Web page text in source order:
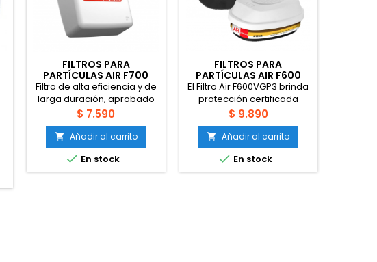
FILTROS PARA
PARTÍCULAS AIR F700
VGP3
Filtro de alta eficiencia y de
larga duración, aprobado
para la protección contra
partículas, compatible con
las líneas de respiradores
AIR S900, S950 y FFS990.
Precio
$ 7.590
 Añadir al carrito
 En stock
FILTROS PARA
PARTÍCULAS AIR F600
VGP3
El Filtro Air F600VGP3 brinda
protección certificada
contra vapores orgánicos,
dióxido de azufre, gases
ácidos y partículas.
Compatible con las líneas
de respiradores AIR S900,
S950 y FFS990.
Precio
$ 9.890
 Añadir al carrito
 En stock